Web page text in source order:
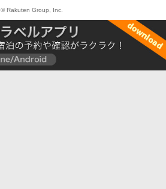
© Rakuten Group, Inc.